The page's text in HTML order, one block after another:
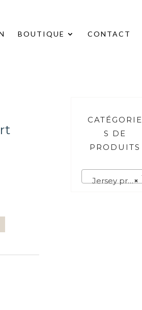
BOUTIQUE CONTACT
CATÉGORIE
S DE
PRODUITS
×
Jersey premium